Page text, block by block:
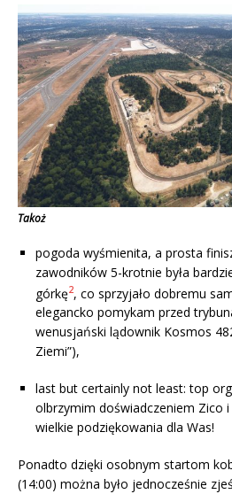
Takoż
pogoda wyśmienita, a prosta
zawodników 5-krotnie była
górkę2, co sprzyjało dobremu
elegancko pomykam przed
wenusjański lądownik Kosmos
Ziemi”),
last but certainly not least: top
olbrzymim doświadczeniem Zico i
wielkie podziękowania dla Was!
Ponadto dzięki osobnym startom
(14:00) można było jednocześnie